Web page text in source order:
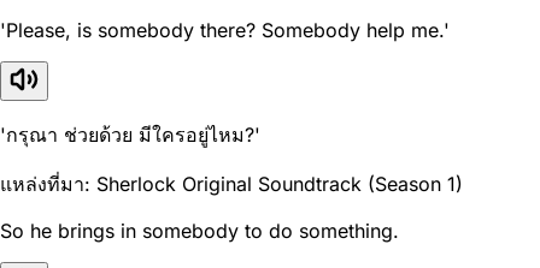
'Please, is somebody there? Somebody help me.'
'กรุณา ช่วยด้วย มีใครอยู่ไหม?'
แหล่งที่มา: Sherlock Original Soundtrack (Season 1)
So he brings in somebody to do something.